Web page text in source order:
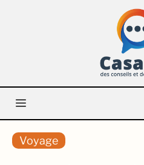
Menu
Voyage